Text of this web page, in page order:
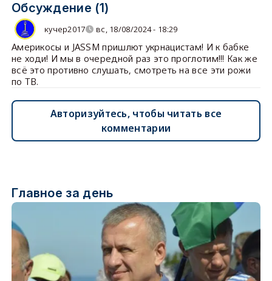
Обсуждение (1)
кучер2017 вс, 18/08/2024 - 18:29
Америкосы и JASSM пришлют укрнацистам! И к бабке
не ходи! И мы в очередной раз это проглотим!!! Как же
всё это противно слушать, смотреть на все эти рожи
по ТВ.
Авторизуйтесь, чтобы читать все
комментарии
Главное за день